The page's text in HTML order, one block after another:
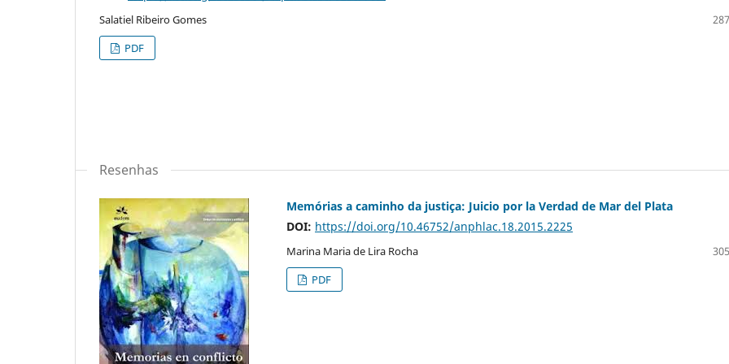
Salatiel Ribeiro Gomes
PDF
Resenhas
Memórias a caminho da justiça: Juicio por la Verdad de Mar del Plata
DOI: https://doi.org/10.46752/anphlac.18.2015.2225
Marina Maria de Lira Rocha
PDF